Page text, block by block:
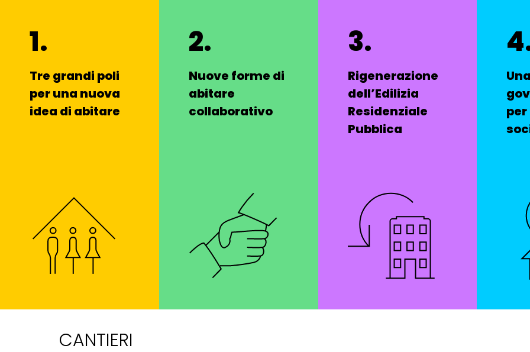
1.
Tre grandi poli
per una nuova
idea di abitare
2.
Nuove forme di
abitare
collaborativo
3.
Rigenerazione
dell’Edilizia
Residenziale
Pubblica
CANTIERI